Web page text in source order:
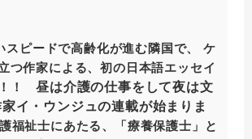
スピードで高齢化が進む隣国で、 ケ
つ作家による、初の日本語エッセイ
！！昼は介護の仕事をして夜は文
イ・ウンジュの連載が始まりま
福祉士にあたる、「療養保護士」と